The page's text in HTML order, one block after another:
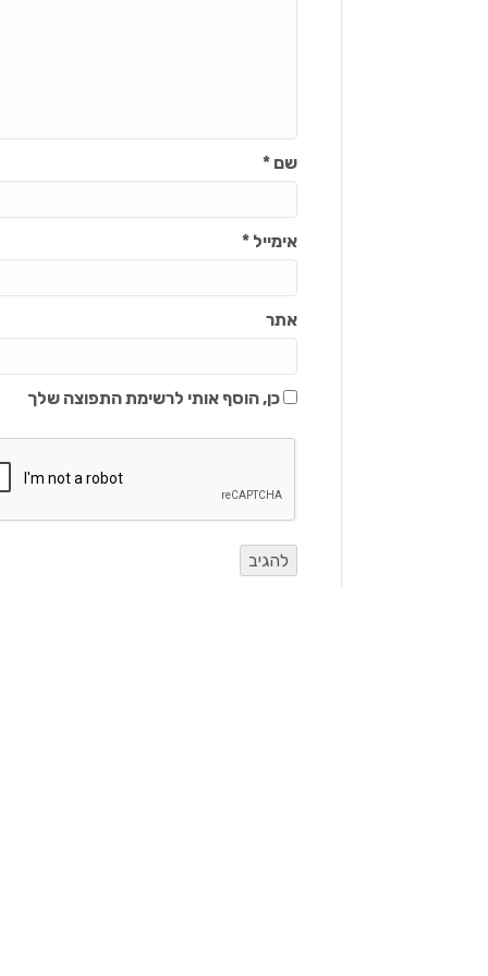
שם*
אימייל*
אתר
כן, הוסף אותי לרשימת התפוצה שלך